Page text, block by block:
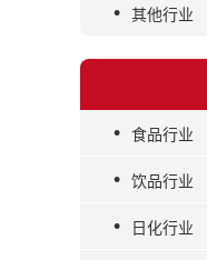
• 其他行业
• 食品行业
• 饮品行业
• 日化行业